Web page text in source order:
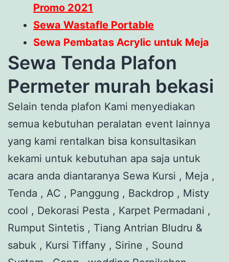
Promo 2021
Sewa Wastafle Portable
Sewa Pembatas Acrylic untuk Meja
Sewa Tenda Plafon
Permeter murah bekasi
Selain tenda plafon Kami menyediakan
semua kebutuhan peralatan event lainnya
yang kami rentalkan bisa konsultasikan
kekami untuk kebutuhan apa saja untuk
acara anda diantaranya Sewa Kursi , Meja ,
Tenda , AC , Panggung , Backdrop , Misty
cool , Dekorasi Pesta , Karpet Permadani ,
Rumput Sintetis , Tiang Antrian Bludru &
sabuk , Kursi Tiffany , Sirine , Sound